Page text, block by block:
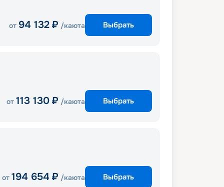
от 94 132 ₽ /каюта Выбрать
от 113 130 ₽ /каюта Выбрать
от 194 654 ₽ /каюта Выбрать